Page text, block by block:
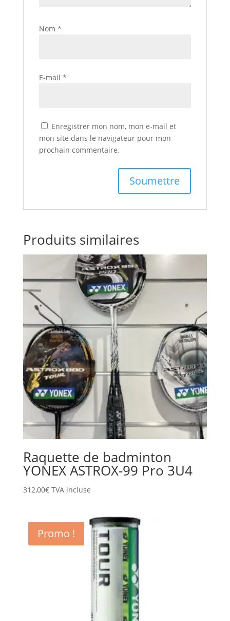
Nom *
E-mail *
Enregistrer mon nom, mon e-mail et
mon site dans le navigateur pour mon
prochain commentaire.
Produits similaires
Raquette de badminton
YONEX ASTROX-99 Pro 3U4
312,00€ TVA incluse
Promo !